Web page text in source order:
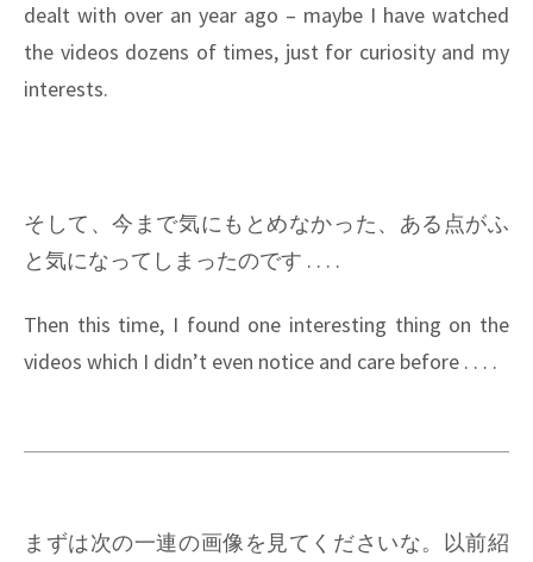
dealt with over an year ago – maybe I have watched
the videos dozens of times, just for curiosity and my
interests.
そして、今まで気にもとめなかった、ある点がふ
と気になってしまったのです . . . .
Then this time, I found one interesting thing on the
videos which I didn’t even notice and care before . . . .
まずは次の一連の画像を見てくださいな。以前紹